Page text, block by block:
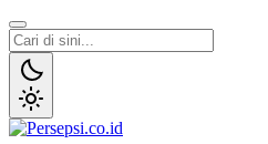
Lewati
ke
konten